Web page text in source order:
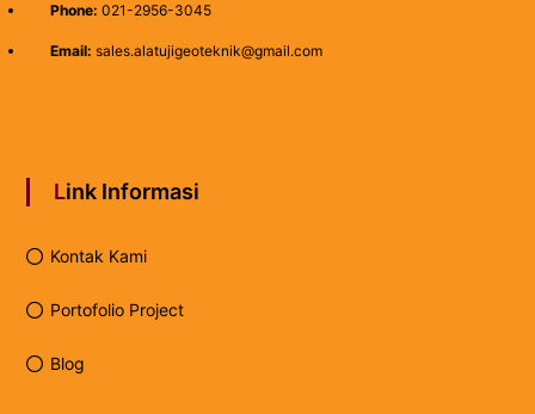
Phone: 021-2956-3045
Email: sales.alatujigeoteknik@gmail.com
Link Informasi
Kontak Kami
Portofolio Project
Blog